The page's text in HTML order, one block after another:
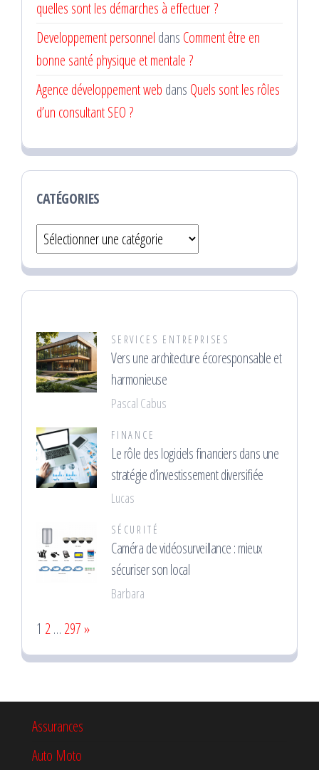
quelles sont les démarches à effectuer ?
Developpement personnel dans Comment être en
bonne santé physique et mentale ?
Agence développement web dans Quels sont les rôles
d’un consultant SEO ?
CATÉGORIES
Catégories
SERVICES ENTREPRISES
Vers une architecture écoresponsable et
harmonieuse
Pascal Cabus
FINANCE
Le rôle des logiciels financiers dans une
stratégie d’investissement diversifiée
Lucas
SÉCURITÉ
Caméra de vidéosurveillance : mieux
sécuriser son local
Barbara
Page:
1 2… 297Next
»
Assurances
Auto Moto